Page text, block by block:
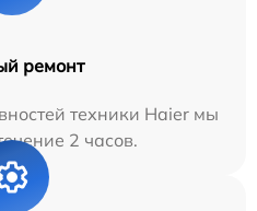
ремонт
техники Haier мы
2 часов.